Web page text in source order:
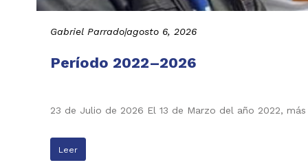
Gabriel Parrado|agosto 6, 2026
Período 2022–2026
23 de Julio de 2026 El 13 de Marzo del año 2022,
Leer